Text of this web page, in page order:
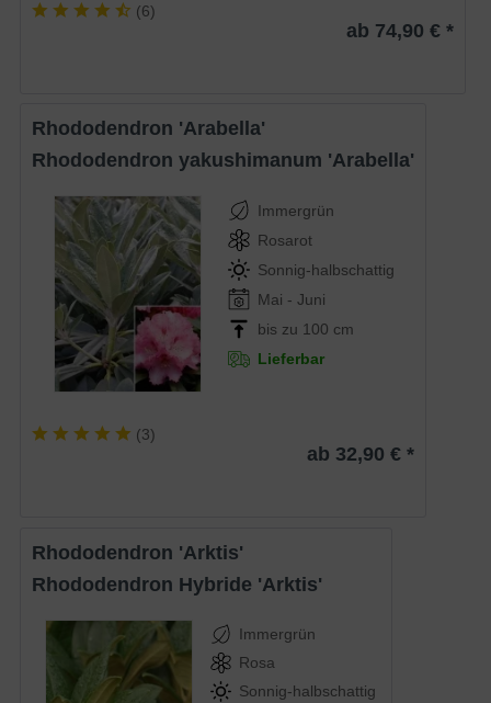
(6)
ab 74,90 € *
Rhododendron 'Arabella'
Rhododendron yakushimanum 'Arabella'
Immergrün
Rosarot
Sonnig-halbschattig
Mai - Juni
bis zu 100 cm
Lieferbar
(3)
ab 32,90 € *
Rhododendron 'Arktis'
Rhododendron Hybride 'Arktis'
Immergrün
Rosa
Sonnig-halbschattig